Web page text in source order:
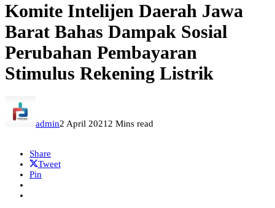
Komite Intelijen Daerah Jawa
Barat Bahas Dampak Sosial
Perubahan Pembayaran
Stimulus Rekening Listrik
admin2 April 20212 Mins read
Share
Tweet
Pin